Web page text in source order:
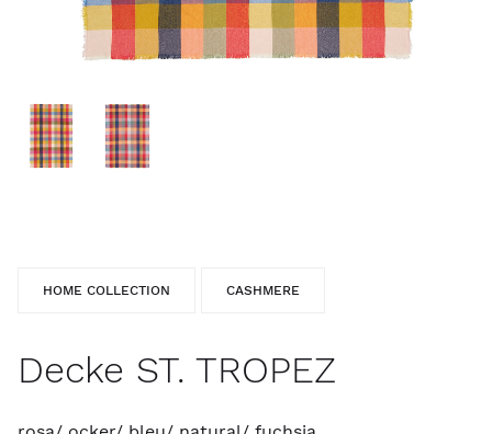
HOME COLLECTION CASHMERE
Decke ST. TROPEZ